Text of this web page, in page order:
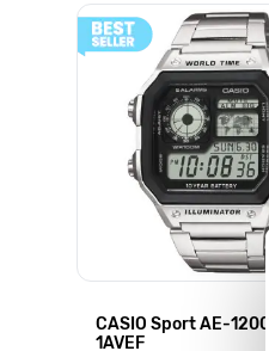
Poruszanie się po
Naciśnij, aby pominąć
Naciśnij, aby przejść do
CASIO Sport AE-
1AVEF